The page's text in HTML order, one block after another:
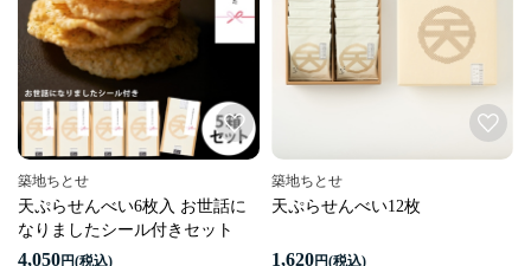
築地ちとせ
天ぷらせんべい6枚入 お世話に
なりましたシール付きセット
4,050円
築地ちとせ
天ぷらせんべい12枚
1,620円